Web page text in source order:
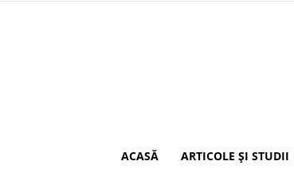
ACASĂ ARTICOLE ŞI STUDII